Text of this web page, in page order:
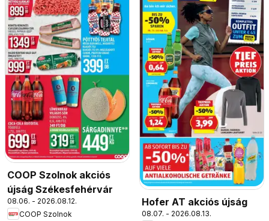
COOP Szolnok akciós
újság Székesfehérvár
08.06. - 2026.08.12.
COOP Szolnok
Hofer AT akciós újság
08.07. - 2026.08.13.